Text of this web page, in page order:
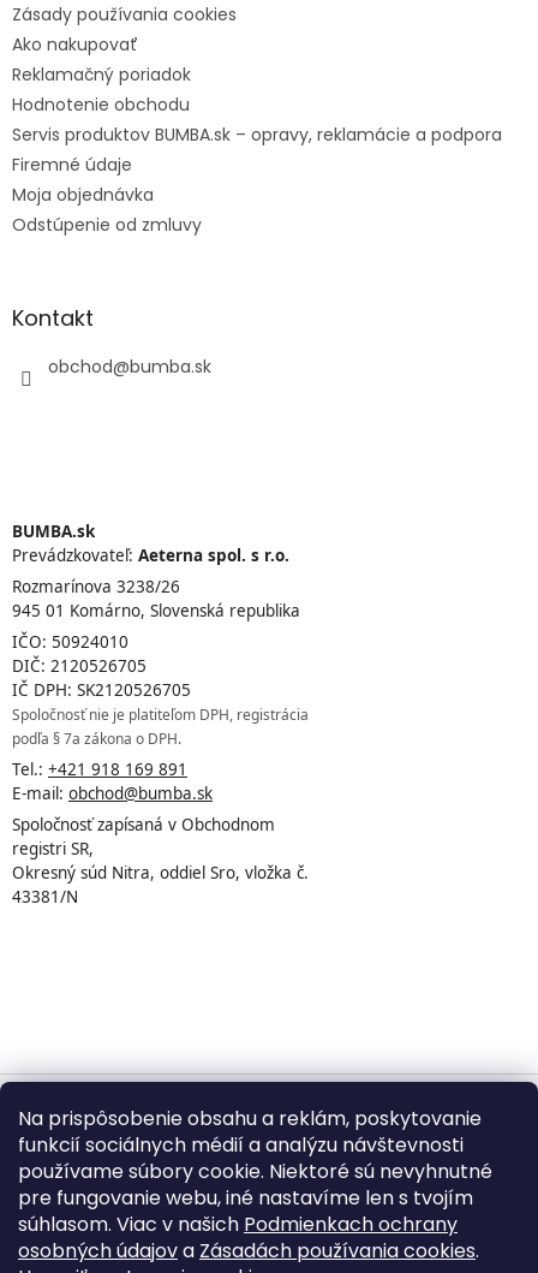
Na prispôsobenie obsahu a reklám, poskytovanie
funkcií sociálnych médií a analýzu návštevnosti
používame súbory cookie. Niektoré sú nevyhnutné
pre fungovanie webu, iné nastavíme len s tvojím
súhlasom. Viac v našich Podmienkach ochrany
osobných údajova Zásadách používania cookies.
Zásady používania cookies
Ako nakupovať
Reklamačný poriadok
Hodnotenie obchodu
Servis produktov BUMBA.sk – opravy, reklamácie a podpora
Firemné údaje
Moja objednávka
Odstúpenie od zmluvy
Kontakt
obchod@bumba.sk
BUMBA.sk
Prevádzkovateľ: Aeterna spol. s r.o.
Rozmarínova 3238/26
945 01 Komárno, Slovenská republika
IČO: 50924010
DIČ: 2120526705
IČ DPH: SK2120526705
Spoločnosť nie je platiteľom DPH, registrácia
podľa § 7a zákona o DPH.
Tel.: +421 918 169 891
E-mail: obchod@bumba.sk
Spoločnosť zapísaná v Obchodnom
registri SR,
Okresný súd Nitra, oddiel Sro, vložka č.
43381/N
Vytvoril Shoptet
Copyright 2026BUMBA.sk. Všetky práva vyhradené.
Upraviť nastavenie cookies